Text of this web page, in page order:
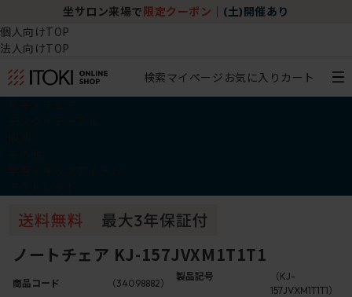
坐サロン来場で 限定クーポン (土)開催あり
個人向けTOP
法人向けTOP
検索マイページ お気に入り カート
ノートチェア KJ-157JVXM1T1T1
商品コード （34098882）
製品記号
（KJ-
157JVXM1T1T1）